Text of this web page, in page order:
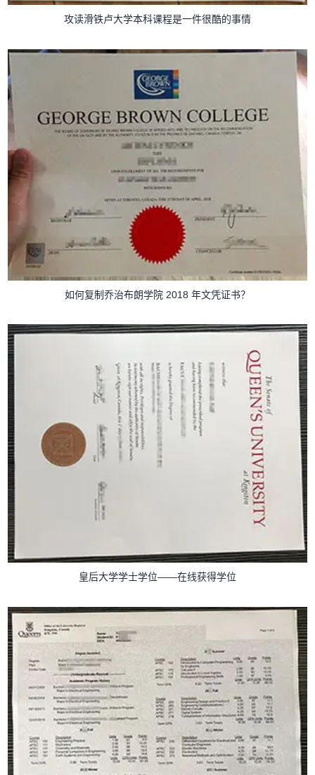
攻读滑铁卢大学本科课程是一件很酷的事情
如何复制乔治布朗学院 2018 年文凭证书？
皇后大学学士学位——在线获得学位